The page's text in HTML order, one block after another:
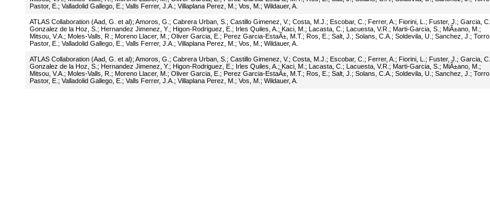
Pastor, E. ; Valladolid Gallego, E. ; Valls Ferrer, J.A. ; Villaplana Perez, M. ; Vos, M. ; Wildauer, A.
ATLAS Collaboration (Aad, G. et al); Amoros, G. ; Cabrera Urban, S. ; Castillo Gimenez, V.; Costa, M.J. ; Escobar, C. ; Ferrer, A. ; Fiorini, L. ; Fuster, J. ; Garcia, C.
Gonzalez de la Hoz, S. ; Hernandez Jimenez, Y. ; Higon-Rodriguez, E. ; Irles Quiles, A. ; Kaci, M. ; Lacasta, C. ; Lacuesta, V.R. ; Marti-Garcia, S. ; MiÃ±ano, M. ;
Mitsou, V.A. ; Moles-Valls, R. ; Moreno Llacer, M. ; Oliver Garcia, E. ; Perez Garcia-EstaÃ±, M.T. ; Ros, E. ; Salt, J. ; Solans, C.A. ; Soldevila, U. ; Sanchez, J. ; Torro
Pastor, E. ; Valladolid Gallego, E. ; Valls Ferrer, J.A. ; Villaplana Perez, M. ; Vos, M. ; Wildauer, A.
ATLAS Collaboration (Aad, G. et al); Amoros, G. ; Cabrera Urban, S. ; Castillo Gimenez, V.; Costa, M.J. ; Escobar, C. ; Ferrer, A. ; Fiorini, L. ; Fuster, J. ; Garcia, C.
Gonzalez de la Hoz, S. ; Hernandez Jimenez, Y. ; Higon-Rodriguez, E. ; Irles Quiles, A. ; Kaci, M. ; Lacasta, C. ; Lacuesta, V.R. ; Marti-Garcia, S. ; MiÃ±ano, M. ;
Mitsou, V.A. ; Moles-Valls, R. ; Moreno Llacer, M. ; Oliver Garcia, E. ; Perez Garcia-EstaÃ±, M.T. ; Ros, E. ; Salt, J. ; Solans, C.A. ; Soldevila, U. ; Sanchez, J. ; Torro
Pastor, E. ; Valladolid Gallego, E. ; Valls Ferrer, J.A. ; Villaplana Perez, M. ; Vos, M. ; Wildauer, A.